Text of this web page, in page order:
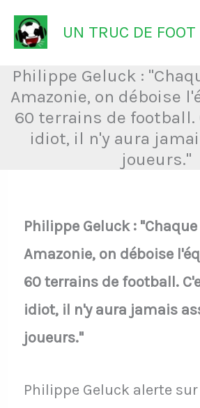
Aller
au
contenu
UN TRUC DE FOOT
Philippe Geluck :
Amazonie, on déboise
60 terrains de football.
idiot, il n'y aura
joueurs."
Philippe Geluck :
Amazonie, on déboise
60 terrains de football.
idiot, il n'y aura jamais
joueurs."
Philippe Geluck alerte